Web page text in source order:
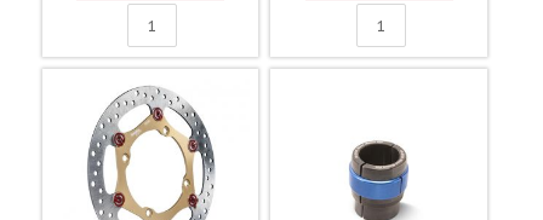
2582W-00-00 YA52RID
2581T-00-00 5XC-
2581T-G0-00